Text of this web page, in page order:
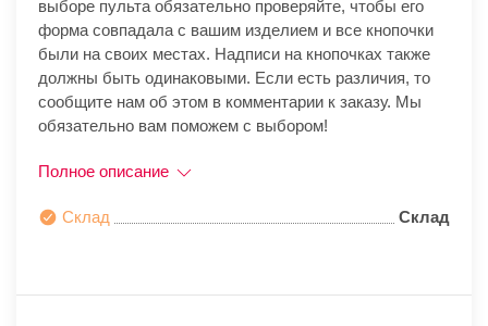
выборе пульта обязательно проверяйте, чтобы его
форма совпадала с вашим изделием и все кнопочки
были на своих местах. Надписи на кнопочках также
должны быть одинаковыми. Если есть различия, то
сообщите нам об этом в комментарии к заказу. Мы
обязательно вам поможем с выбором!
Полное описание
Склад Склад